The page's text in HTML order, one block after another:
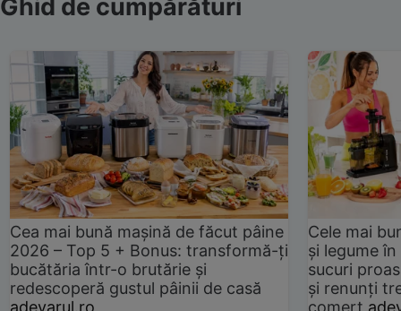
Ghid de cumpărături
Cea mai bună mașină de făcut pâine
2026 – Top 5 + Bonus: transformă-ți
bucătăria într-o brutărie și
redescoperă gustul pâinii de casă
adevarul.ro
Cele mai
și legume
sucuri
și renunți
comerț